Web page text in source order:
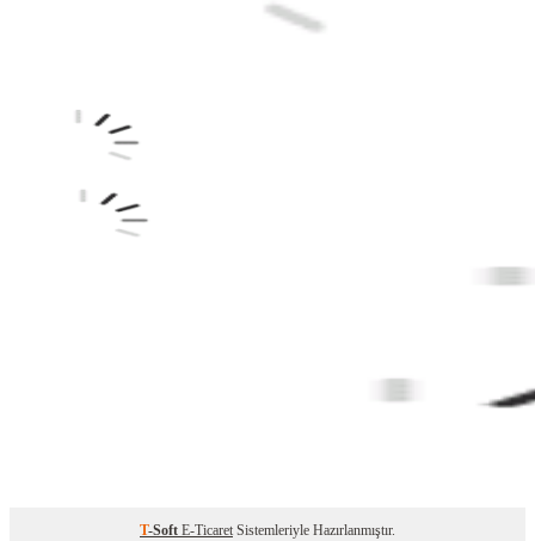
T-Soft E-Ticaret Sistemleriyle Hazırlanmıştır.